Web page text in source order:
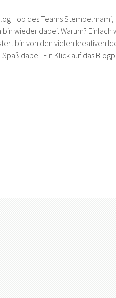
Hop des Teams
wieder dabei. Warum? Einfach
bin von den vielen kreativen
dabei! Ein Klick auf das